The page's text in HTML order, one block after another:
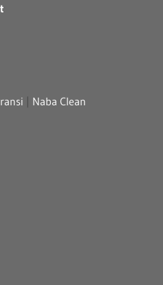
| Naba Clean